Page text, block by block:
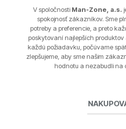
V spoločnosti Man-Zone, a.s.
spokojnosť zákazníkov. Sme
potreby a preferencie, a preto
poskytovaní najlepších produktov
každú požiadavku, počúvame
zlepšujeme, aby sme našim
hodnotu a nezabudli na